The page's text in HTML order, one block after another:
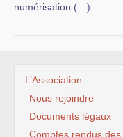
numérisation (…)
L’Association
Nous rejoindre
Documents légaux
Comptes rendus